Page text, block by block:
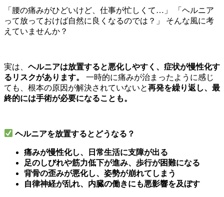
「腰の痛みがひどいけど、仕事が忙しくて…」 「ヘルニア
って放っておけば自然に良くなるのでは？」 そんな風に考
えていませんか？
実は、 ヘルニアは放置すると悪化しやすく、症状が慢性化す
るリスクがあります。
一時的に痛みが治まったように感じ
ても、根本の原因が解決されていないと再発を繰り返し、最
終的には手術が必要になることも。
ヘルニアを放置するとどうなる？
痛みが慢性化し、日常生活に支障が出る
足のしびれや筋力低下が進み、歩行が困難になる
背骨の歪みが悪化し、姿勢が崩れてしまう
自律神経が乱れ、内臓の働きにも悪影響を及ぼす